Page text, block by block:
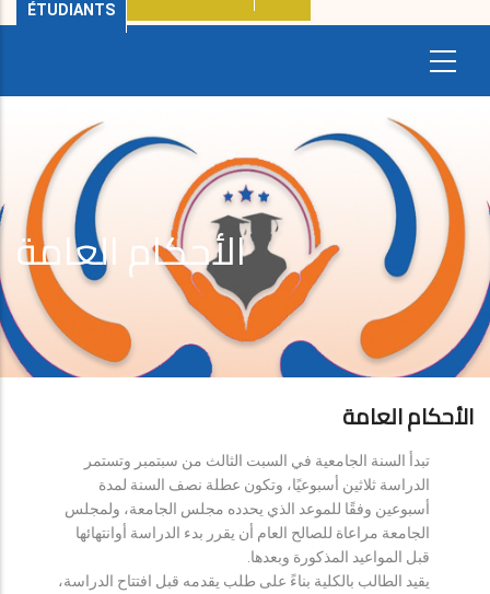
ÉTUDIANTS
الأحكام العامة
الأحكام العامة
تبدأ السنة الجامعية في السبت الثالث من سبتمبر وتستمر
الدراسة ثلاثين أسبوعيًا، وتكون عطلة نصف السنة لمدة
أسبوعين وفقًا للموعد الذي يحدده مجلس الجامعة، ولمجلس
الجامعة مراعاة للصالح العام أن يقرر بدء الدراسة أوانتهائها
قبل المواعيد المذكورة وبعدها.
يقيد الطالب بالكلية بناءً على طلب يقدمه قبل افتتاح الدراسة،